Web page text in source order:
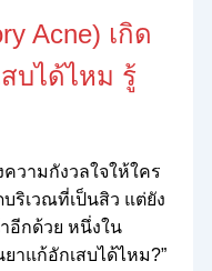
Acne) เกิด
บได้ไหม รู้
วามกังวลใจให้ใคร
ริเวณที่เป็นสิว แต่ยัง
อีกด้วย หนึ่งใน
าแก้อักเสบได้ไหม?”